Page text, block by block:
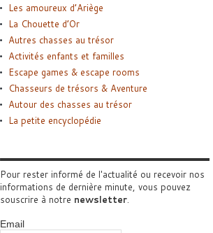
Les amoureux d’Ariège
La Chouette d’Or
Autres chasses au trésor
Activités enfants et familles
Escape games & escape rooms
Chasseurs de trésors & Aventure
Autour des chasses au trésor
La petite encyclopédie
Pour rester informé de l'actualité ou recevoir nos
informations de dernière minute, vous pouvez
souscrire à notre newsletter.
Email